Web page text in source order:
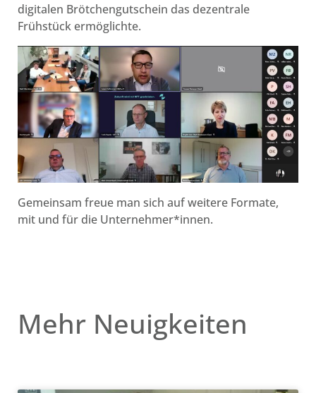
digitalen Brötchengutschein das dezentrale
Frühstück ermöglichte.
Gemeinsam freue man sich auf weitere Formate,
mit und für die Unternehmer*innen.
Mehr Neuigkeiten